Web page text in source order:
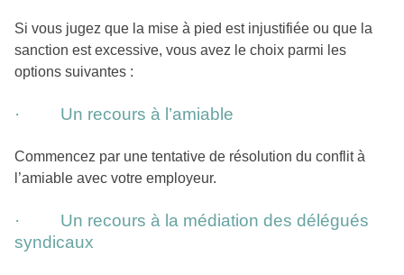
Si vous jugez que la mise à pied est injustifiée ou que la
sanction est excessive, vous avez le choix parmi les
options suivantes :
· Un recours à l’amiable
Commencez par une tentative de résolution du conflit à
l’amiable avec votre employeur.
· Un recours à la médiation des délégués
syndicaux